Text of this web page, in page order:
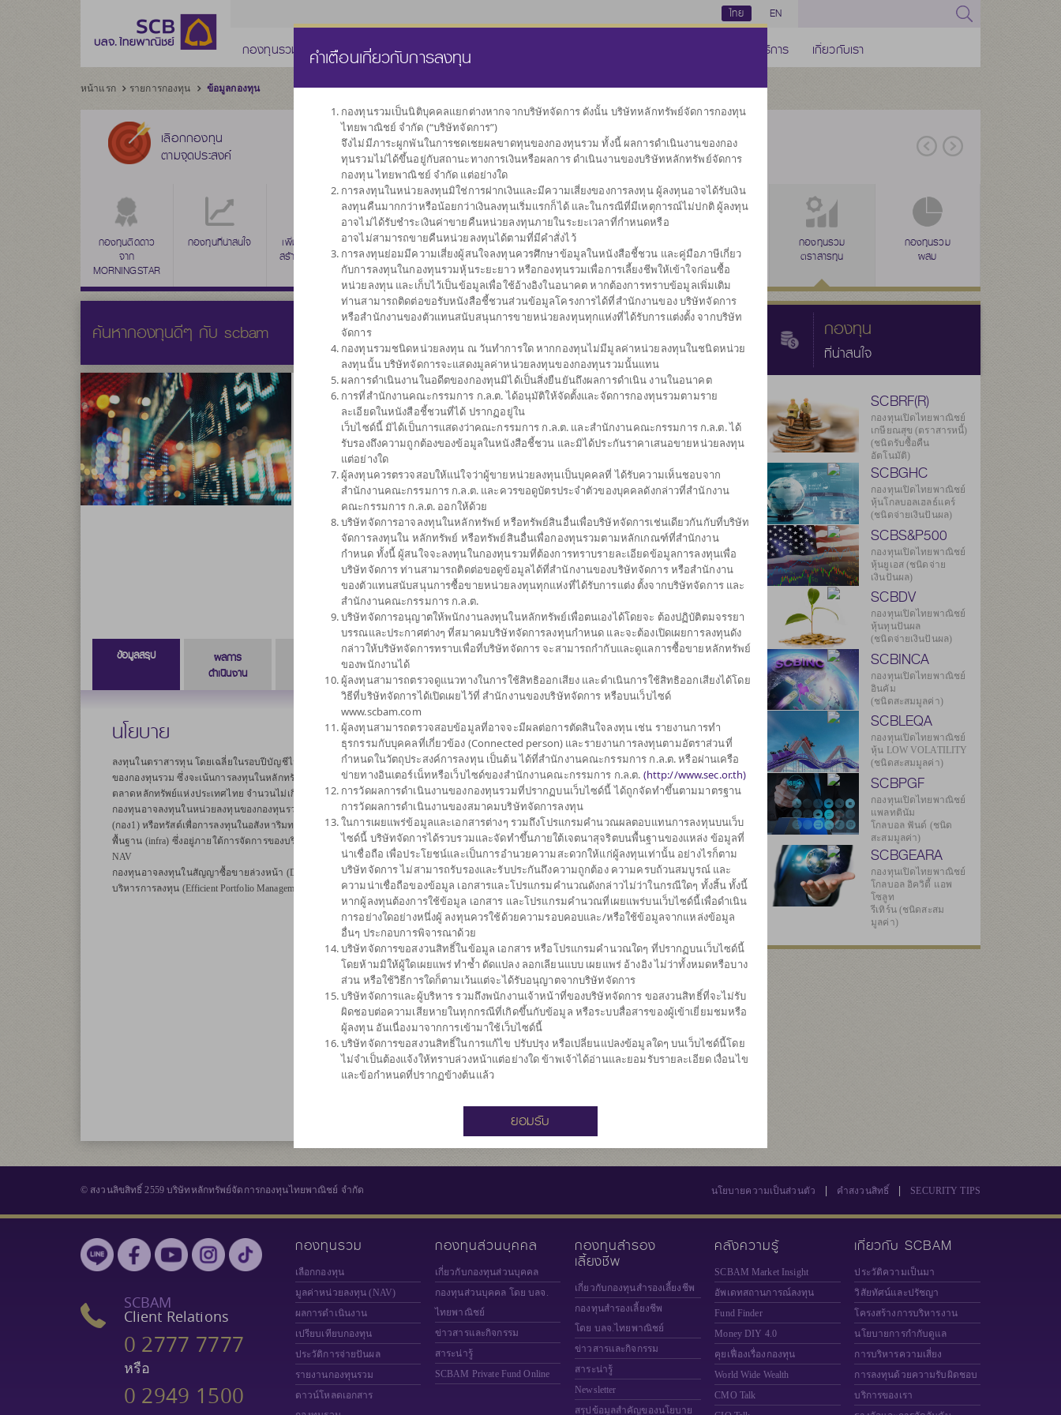
ไทย EN
กองทุนรวม กองทุนส่วนบุคคล ช่องทางบริการ เกี่ยวกับเรา
หน้าแรก รายการกองทุน ข้อมูลกองทุน
เลือกกองทุน
ตามจุดประสงค์
กองทุนติดดาว
จาก
MORNINGSTAR
กองทุนที่น่าสนใจ
เพิ่มค่าเงินลงทุน
สร้างผลตอบแทน
ผันผวนต่ำ
รักษาเงินลงทุน
กระจายการลงทุน
หลายสินทรัพย์
รับเงินปันผล
การลงทุน
ลดหย่อนภาษี
ลดหย่อนภาษี
เลือกกองทุน
ตามนโยบายการลงทุน
กองทุนรวมตลาด
เงิน
ตราสารหนี้
กองทุนรวม
ตราสารทุน
กองทุนรวม
ผสม
ค้นหากองทุนดีๆ กับ scbam
กองทุนเปิดไทยพาณิชย์ซีเล็คท์
อิควิตี้ ฟันด์ (ชนิดผู้ลงทุนกลุ่ม/บุคคล)
SCBSEP SHARE
ความเสี่ยงสูง ตั้งแต่ต้นปี
0
ข้อมูล ณ
มูลค่าหน่วยลงทุน
9.6244
0.0158
ข้อมูล ณ วันที่ 6 ส.ค. 2569
*ตามสกุลเงินของกองทุน
ข้อมูลสรุป
ผลการ
ดำเนินงาน
สั่งซื้อขาย
ดาวน์โหลด
เอกสาร
นโยบาย
ลงทุนในตราสารทุน โดยเฉลี่ยในรอบปีบัญชีไม่น้อยกว่า 80% ของมูลค่าทรัพย์สิน
ของกองทุนรวม ซึ่งจะเน้นการลงทุนในหลักทรัพย์ประเภทหุ้นจดทะเบียนใน
ตลาดหลักทรัพย์แห่งประเทศไทย จำนวนไม่เกิน 30 หลักทรัพย์
กองทุนอาจลงทุนในหน่วยลงทุนของกองทุนรวม หรือกองทุนรวมอสังหาริมทรัพย์
(กอง1) หรือทรัสต์เพื่อการลงทุนในอสังหาริมทรัพย์ (REITs) หรือกองทุนรวมโครงสร้าง
พื้นฐาน (infra) ซึ่งอยู่ภายใต้การจัดการของบริษัทจัดการในสัดส่วนไม่เกิน 100% ของ
NAV
กองทุนอาจลงทุนในสัญญาซื้อขายล่วงหน้า (Derivatives) เพื่อเพิ่มประสิทธิภาพการ
บริหารการลงทุน (Efficient Portfolio Management) และ/หรือการบริหารความเสี่ยง
ประเภทกองทุน
กองทุนรวมตราสารทุน
ประเภทกองทุนย่อย
จำนวนเงินลงทุนโครงการ
10,000 ล้าน
วันที่จดทะเบียนกองทุน
วันที่ 28 มิ.ย. 2554
วันที่ครบอายุกองทุน
ราคาขาย 9.6245
9.6244
มูลค่าทรัพย์สินสุทธิ
-
มูลค่าหน่วยลงทุน 9.6244
กองทุน
ที่น่าสนใจ
SCBRF(R)
กองทุนเปิดไทยพาณิชย์
เกษียณสุข (ตราสารหนี้)
(ชนิดรับซื้อคืน
อัตโนมัติ)
SCBGHC
กองทุนเปิดไทยพาณิชย์
หุ้นโกลบอลเฮลธ์แคร์
(ชนิดจ่ายเงินปันผล)
SCBS&P500
กองทุนเปิดไทยพาณิชย์
หุ้นยูเอส (ชนิดจ่าย
เงินปันผล)
SCBDV
กองทุนเปิดไทยพาณิชย์
หุ้นทุนปันผล
(ชนิดจ่ายเงินปันผล)
SCBINCA
กองทุนเปิดไทยพาณิชย์
อินคัม
(ชนิดสะสมมูลค่า)
SCBLEQA
กองทุนเปิดไทยพาณิชย์
หุ้น LOW VOLATILITY
(ชนิดสะสมมูลค่า)
SCBPGF
กองทุนเปิดไทยพาณิชย์
แพลทตินัม
โกลบอล ฟันด์ (ชนิด
สะสมมูลค่า)
SCBGEARA
กองทุนเปิดไทยพาณิชย์
โกลบอล อิควิตี้ แอพ
โซลูท
รีเทิร์น (ชนิดสะสม
มูลค่า)
คำเตือนเกี่ยวกับการลงทุน
กองทุนรวมเป็นนิติบุคคลแยกต่างหากจากบริษัทจัดการ ดังนั้น บริษัทหลักทรัพย์จัดการกองทุน
ไทยพาณิชย์ จำกัด (“บริษัทจัดการ”)
จึงไม่มีภาระผูกพันในการชดเชยผลขาดทุนของกองทุนรวม ทั้งนี้ ผลการดำเนินงานของกอง
ทุนรวมไม่ได้ขึ้นอยู่กับสถานะทางการเงินหรือผลการ ดำเนินงานของบริษัทหลักทรัพย์จัดการ
กองทุน ไทยพาณิชย์ จำกัด แต่อย่างใด
การลงทุนในหน่วยลงทุนมิใช่การฝากเงินและมีความเสี่ยงของการลงทุน ผู้ลงทุนอาจได้รับเงิน
ลงทุนคืนมากกว่าหรือน้อยกว่าเงินลงทุนเริ่มแรกก็ได้ และในกรณีที่มีเหตุการณ์ไม่ปกติ ผู้ลงทุน
อาจไม่ได้รับชำระเงินค่าขายคืนหน่วยลงทุนภายในระยะเวลาที่กำหนดหรือ
อาจไม่สามารถขายคืนหน่วยลงทุนได้ตามที่มีคำสั่งไว้
การลงทุนย่อมมีความเสี่ยงผู้สนใจลงทุนควรศึกษาข้อมูลในหนังสือชี้ชวน และคู่มือภาษีเกี่ยว
กับการลงทุนในกองทุนรวมหุ้นระยะยาว หรือกองทุนรวมเพื่อการเลี้ยงชีพให้เข้าใจก่อนซื้อ
หน่วยลงทุน และเก็บไว้เป็นข้อมูลเพื่อใช้อ้างอิงในอนาคต หากต้องการทราบข้อมูลเพิ่มเติม
ท่านสามารถติดต่อขอรับหนังสือชี้ชวนส่วนข้อมูลโครงการได้ที่สำนักงานของ บริษัทจัดการ
หรือสำนักงานของตัวแทนสนับสนุนการขายหน่วยลงทุนทุกแห่งที่ได้รับการแต่งตั้ง จากบริษัท
จัดการ
กองทุนรวมชนิดหน่วยลงทุน ณ วันทำการใด หากกองทุนไม่มีมูลค่าหน่วยลงทุนในชนิดหน่วย
ลงทุนนั้น บริษัทจัดการจะแสดงมูลค่าหน่วยลงทุนของกองทุนรวมนั้นแทน
ผลการดำเนินงานในอดีตของกองทุนมิได้เป็นสิ่งยืนยันถึงผลการดำเนิน งานในอนาคต
การที่สำนักงานคณะกรรมการ ก.ล.ต. ได้อนุมัติให้จัดตั้งและจัดการกองทุนรวมตามราย
ละเอียดในหนังสือชี้ชวนที่ได้ ปรากฏอยู่ใน
เว็บไซด์นี้ มิได้เป็นการแสดงว่าคณะกรรมการ ก.ล.ต. และสำนักงานคณะกรรมการ ก.ล.ต. ได้
รับรองถึงความถูกต้องของข้อมูลในหนังสือชี้ชวน และมิได้ประกันราคาเสนอขายหน่วยลงทุน
แต่อย่างใด
ผู้ลงทุนควรตรวจสอบให้แน่ใจว่าผู้ขายหน่วยลงทุนเป็นบุคคลที่ ได้รับความเห็นชอบจาก
สำนักงานคณะกรรมการ ก.ล.ต. และควรขอดูบัตรประจำตัวของบุคคลดังกล่าวที่สำนักงาน
คณะกรรมการ ก.ล.ต. ออกให้ด้วย
บริษัทจัดการอาจลงทุนในหลักทรัพย์ หรือทรัพย์สินอื่นเพื่อบริษัทจัดการเช่นเดียวกันกับที่บริษัท
จัดการลงทุนใน หลักทรัพย์ หรือทรัพย์สินอื่นเพื่อกองทุนรวมตามหลักเกณฑ์ที่สำนักงาน
กำหนด ทั้งนี้ ผู้สนใจจะลงทุนในกองทุนรวมที่ต้องการทราบรายละเอียดข้อมูลการลงทุนเพื่อ
บริษัทจัดการ ท่านสามารถติดต่อขอดูข้อมูลได้ที่สำนักงานของบริษัทจัดการ หรือสำนักงาน
ของตัวแทนสนับสนุนการซื้อขายหน่วยลงทุนทุกแห่งที่ได้รับการแต่ง ตั้งจากบริษัทจัดการ และ
สำนักงานคณะกรรมการ ก.ล.ต.
บริษัทจัดการอนุญาตให้พนักงานลงทุนในหลักทรัพย์เพื่อตนเองได้โดยจะ ต้องปฏิบัติตมจรรยา
บรรณและประกาศต่างๆ ที่สมาคมบริษัทจัดการลงทุนกำหนด และจะต้องเปิดเผยการลงทุนดัง
กล่าวให้บริษัทจัดการทราบเพื่อที่บริษัทจัดการ จะสามารถกำกับและดูแลการซื้อขายหลักทรัพย์
ของพนักงานได้
ผู้ลงทุนสามารถตรวจดูแนวทางในการใช้สิทธิออกเสียง และดำเนินการใช้สิทธิออกเสียงได้โดย
วิธีที่บริษัทจัดการได้เปิดเผยไว้ที่ สำนักงานของบริษัทจัดการ หรือบนเว็บไซด์
www.scbam.com
ผู้ลงทุนสามารถตรวจสอบข้อมูลที่อาจจะมีผลต่อการตัดสินใจลงทุน เช่น รายงานการทำ
ธุรกรรมกับบุคคลที่เกี่ยวข้อง (Connected person) และรายงานการลงทุนตามอัตราส่วนที่
กำหนดในวัตถุประสงค์การลงทุน เป็นต้น ได้ที่สำนักงานคณะกรรมการ ก.ล.ต. หรือผ่านเครือ
ข่ายทางอินเตอร์เน็ทหรือเว็บไซด์ของสำนักงานคณะกรรมการ ก.ล.ต. (http://www.sec.or.th)
การวัดผลการดำเนินงานของกองทุนรวมที่ปรากฏบนเว็บไซด์นี้ ได้ถูกจัดทำขึ้นตามมาตรฐาน
การวัดผลการดำเนินงานของสมาคมบริษัทจัดการลงทุน
ในการเผยแพร่ข้อมูลและเอกสารต่างๆ รวมถึงโปรแกรมคำนวณผลตอบแทนการลงทุนบนเว็บ
ไซด์นี้ บริษัทจัดการได้รวบรวมและจัดทำขึ้นภายใต้เจตนาสุจริตบนพื้นฐานของแหล่ง ข้อมูลที่
น่าเชื่อถือ เพื่อประโยชน์และเป็นการอำนวยความสะดวกให้แก่ผู้ลงทุนเท่านั้น อย่างไรก็ตาม
บริษัทจัดการ ไม่สามารถรับรองและรับประกันถึงความถูกต้อง ความครบถ้วนสมบูรณ์ และ
ความน่าเชื่อถือของข้อมูล เอกสารและโปรแกรมคำนวณดังกล่าวไม่ว่าในกรณีใดๆ ทั้งสิ้น ทั้งนี้
หากผู้ลงทุนต้องการใช้ข้อมูล เอกสาร และโปรแกรมคำนวณที่เผยแพร่บนเว็บไซด์นี้เพื่อดำเนิน
การอย่างใดอย่างหนึ่งผู้ ลงทุนควรใช้ด้วยความรอบคอบและ/หรือใช้ข้อมูลจากแหล่งข้อมูล
อื่นๆ ประกอบการพิจารณาด้วย
บริษัทจัดการขอสงวนสิทธิ์ในข้อมูล เอกสาร หรือโปรแกรมคำนวณใดๆ ที่ปรากฏบนเว็บไซด์นี้
โดยห้ามมิให้ผู้ใดเผยแพร่ ทำซ้ำ ดัดแปลง ลอกเลียนแบบ เผยแพร่ อ้างอิง ไม่ว่าทั้งหมดหรือบาง
ส่วน หรือใช้วิธีการใดก็ตามเว้นแต่จะได้รับอนุญาตจากบริษัทจัดการ
บริษัทจัดการและผู้บริหาร รวมถึงพนักงานเจ้าหน้าที่ของบริษัทจัดการ ขอสงวนสิทธิ์ที่จะไม่รับ
ผิดชอบต่อความเสียหายในทุกกรณีที่เกิดขึ้นกับข้อมูล หรือระบบสื่อสารของผู้เข้าเยี่ยมชมหรือ
ผู้ลงทุน อันเนื่องมาจากการเข้ามาใช้เว็บไซด์นี้
บริษัทจัดการขอสงวนสิทธิ์ในการแก้ไข ปรับปรุง หรือเปลี่ยนแปลงข้อมูลใดๆ บนเว็บไซด์นี้โดย
ไม่จำเป็นต้องแจ้งให้ทราบล่วงหน้าแต่อย่างใด ข้าพเจ้าได้อ่านและยอมรับรายละเอียด เงื่อนไข
และข้อกำหนดที่ปรากฏข้างต้นแล้ว
ยอมรับ
© สงวนลิขสิทธิ์ 2559 บริษัทหลักทรัพย์จัดการกองทุนไทยพาณิชย์ จำกัด นโยบายความเป็นส่วนตัว | คำสงวนสิทธิ์ | SECURITY TIPS
SCBAM
Client Relations
0 2777 7777
หรือ
0 2949 1500
กองทุนรวม
เลือกกองทุน
มูลค่าหน่วยลงทุน (NAV)
ผลการดำเนินงาน
เปรียบเทียบกองทุน
ประวัติการจ่ายปันผล
รายงานกองทุนรวม
ดาวน์โหลดเอกสาร
กองทุนส่วนบุคคล
เกี่ยวกับกองทุนส่วนบุคคล
กองทุนส่วนบุคคล โดย บลจ.
ไทยพาณิชย์
ข่าวสารและกิจกรรม
สาระน่ารู้
SCBAM Private Fund Online
กองทุนสำรอง
เลี้ยงชีพ
เกี่ยวกับกองทุนสำรองเลี้ยงชีพ
กองทุนสำรองเลี้ยงชีพ
โดย บลจ.ไทยพาณิชย์
ข่าวสารและกิจกรรม
สาระน่ารู้
Newsletter
สรุปข้อมูลสำคัญของนโยบาย
คลังความรู้
SCBAM Market Insight
อัพเดทสถานการณ์ลงทุน
Fund Finder
Money DIY 4.0
คุยเฟื่องเรื่องกองทุน
World Wide Wealth
CMO Talk
เกี่ยวกับ SCBAM
ประวัติความเป็นมา
วิสัยทัศน์และปรัชญา
โครงสร้างการบริหารงาน
นโยบายการกำกับดูแล
การบริหารความเสี่ยง
การลงทุนด้วยความรับผิดชอบ
บริการของเรา